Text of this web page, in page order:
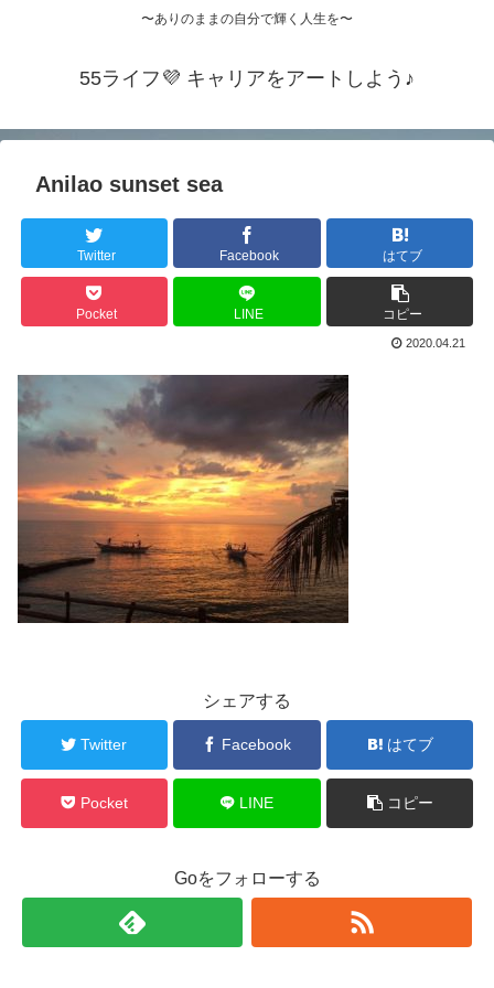
〜ありのままの自分で輝く人生を〜
55ライフ💜 キャリアをアートしよう♪
Anilao sunset sea
Twitter Facebook はてブ
Pocket LINE コピー
2020.04.21
シェアする
Twitter Facebook はてブ
Pocket LINE コピー
Goをフォローする